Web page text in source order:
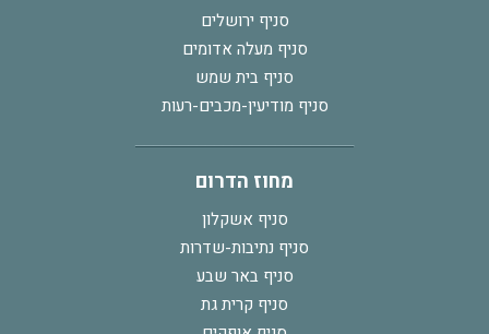
סניף ירושלים
סניף מעלה אדומים
סניף בית שמש
סניף מודיעין-מכבים-רעות
מחוז הדרום
סניף אשקלון
סניף נתיבות-שדרות
סניף באר שבע
סניף קרית גת